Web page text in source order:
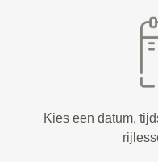
Kies een datum,